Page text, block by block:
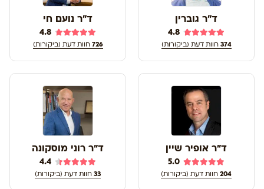
ד"ר גוברין
4.8
374 חוות דעת (ביקורות)
ד"ר נועם חי
4.8
726 חוות דעת (ביקורות)
ד"ר אופיר שיין
5.0
204 חוות דעת (ביקורות)
ד"ר רוני מוסקונה
4.4
33 חוות דעת (ביקורות)